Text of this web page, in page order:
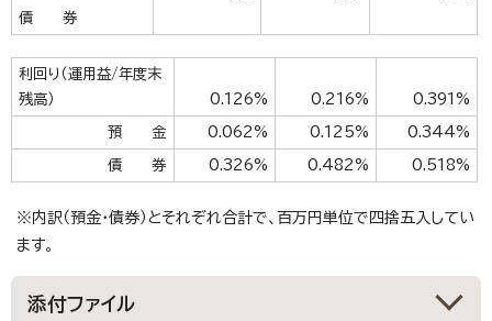
債 券
利回り（運用益/年度末
残高）
0.126% 0.216% 0.391%
預 金 0.062% 0.125% 0.344%
債 券 0.326% 0.482% 0.518%
※内訳（預金・債券）とそれぞれ合計で、百万円単位で四捨五入してい
ます。
添付ファイル